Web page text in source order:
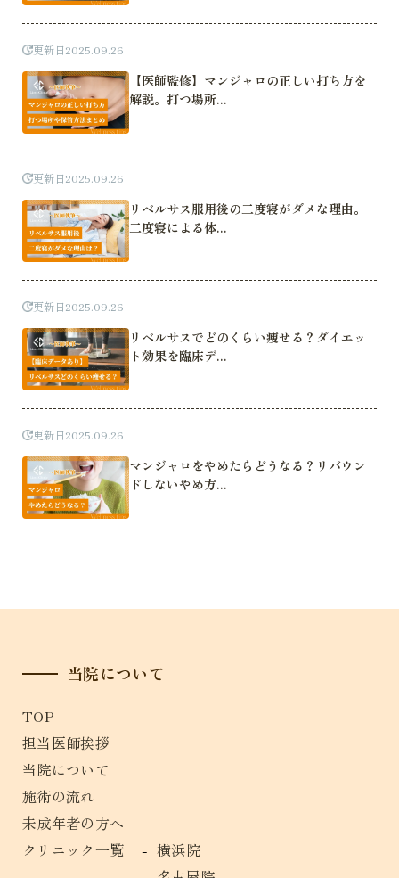
更新日2025.09.26
【医師監修】マンジャロの正しい打ち方を
解説。打つ場所...
更新日2025.09.26
リベルサス服用後の二度寝がダメな理由。
二度寝による体...
更新日2025.09.26
リベルサスでどのくらい痩せる？ダイエッ
ト効果を臨床デ...
更新日2025.09.26
マンジャロをやめたらどうなる？リバウン
ドしないやめ方...
当院について
TOP
担当医師挨拶
当院について
施術の流れ
未成年者の方へ
クリニック一覧
横浜院